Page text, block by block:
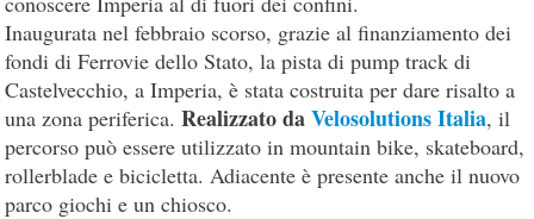
Inaugurata nel febbraio scorso, grazie al finanziamento dei
fondi di Ferrovie dello Stato, la pista di pump track di
Castelvecchio, a Imperia, è stata costruita per dare risalto a
una zona periferica.Realizzato daVelosolutions Italia, il
percorso può essere utilizzato in mountain bike, skateboard,
rollerblade e bicicletta. Adiacente è presente anche il nuovo
parco giochi e un chiosco.